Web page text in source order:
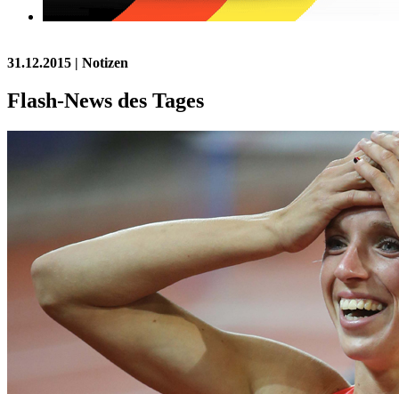
31.12.2015 | Notizen
Flash-News des Tages